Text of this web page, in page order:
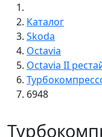
Каталог
Skoda
Octavia
Octavia II
6948